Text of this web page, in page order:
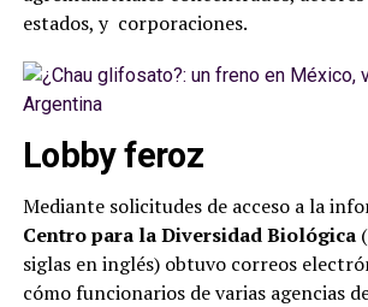
estados, y corporaciones.
Lobby feroz
Mediante solicitudes de acceso a la
Centro para la Diversidad Biológica
siglas en inglés) obtuvo correos
cómo funcionarios de varias agencias